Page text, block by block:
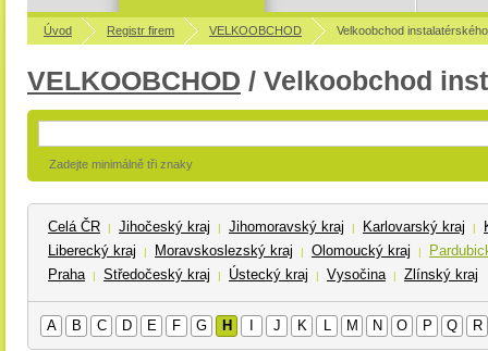
Úvod Registr firem VELKOOBCHOD Velkoobchod
VELKOOBCHOD / Velkoobchod
Zadejte minimálně tři znaky
Celá ČR | Jihočeský kraj | Jihomoravský kraj | Karlovarský kraj |
Liberecký kraj
| Moravskoslezský kraj | Olomoucký kraj |
Praha
| Středočeský kraj | Ústecký kraj | Vysočina | Zlínský kraj
A B C D E F G H J K L M N O P Q R